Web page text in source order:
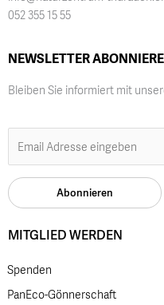
052 355 15 55
NEWSLETTER
Bleiben Sie informiert mit
MITGLIED WERDEN
Spenden
PanEco-Gönnerschaft